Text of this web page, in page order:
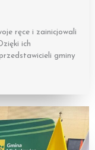
ręce i zainicjowali
ich
gminy